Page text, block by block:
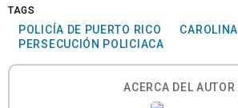
TAGS
POLICÍA DE PUERTO RICO
CAROLINA
PERSECUCIÓN POLICIACA
ACERCA DEL AUTOR